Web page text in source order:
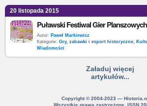
20 listopada 2015
Puławski Festiwal Gier
Autor: Paweł Markiewicz
Kategorie: Gry, zabawki i esport historyczne,
Wiadomości
Załaduj więcej
artykułów...
Copyright © 2004-2023 —
Wszystkie prawa zastrzeżone. ISSN